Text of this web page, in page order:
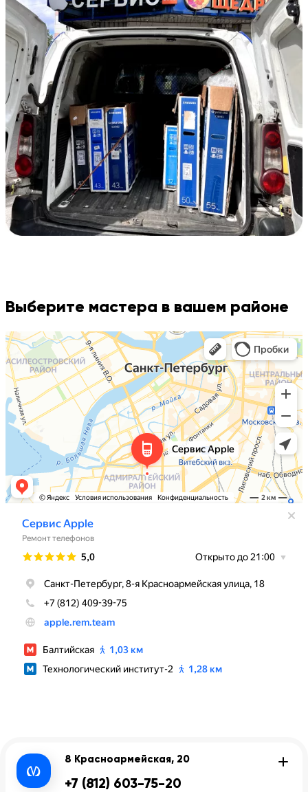
Выберите мастера в вашем районе
8 Красноармейская, 20
+7 (812) 603-75-20